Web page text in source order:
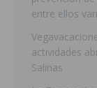
entre ellos
actividades
Salinas